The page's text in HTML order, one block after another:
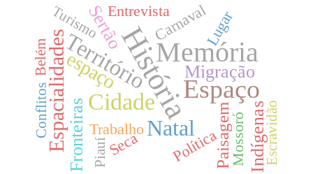
HistóriaMemória
Espaço
Cidade
Território
Natal
Espacialidadesespaço Migração
Fronteiras
Sertão
Indígenas
Paisagem
Trabalho
Seca Política Mossoró
CarnavalLugar
Entrevista
Piauí
Conflitos Escravidão
Belém
Turismo